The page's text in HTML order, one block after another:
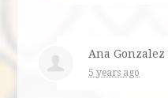
Ana Gonzalez
5 years ago